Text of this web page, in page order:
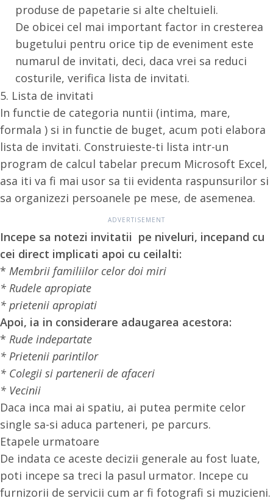
produse de papetarie si alte cheltuieli.
De obicei cel mai important factor in cresterea
bugetului pentru orice tip de eveniment este
numarul de invitati, deci, daca vrei sa reduci
costurile, verifica lista de invitati.
5. Lista de invitati
In functie de categoria nuntii (intima, mare,
formala ) si in functie de buget, acum poti elabora
lista de invitati. Construieste-ti lista intr-un
program de calcul tabelar precum Microsoft Excel,
asa iti va fi mai usor sa tii evidenta raspunsurilor si
sa organizezi persoanele pe mese, de asemenea.
Incepe sa notezi invitatii pe niveluri, incepand cu
cei direct implicati apoi cu ceilalti:
* Membrii familiilor celor doi miri
* Rudele apropiate
* prietenii apropiati
Apoi, ia in considerare adaugarea acestora:
* Rude indepartate
* Prietenii parintilor
* Colegii si partenerii de afaceri
* Vecinii
Daca inca mai ai spatiu, ai putea permite celor
single sa-si aduca parteneri, pe parcurs.
Etapele urmatoare
De indata ce aceste decizii generale au fost luate,
poti incepe sa treci la pasul urmator. Incepe cu
furnizorii de servicii cum ar fi fotografi si muzicieni.